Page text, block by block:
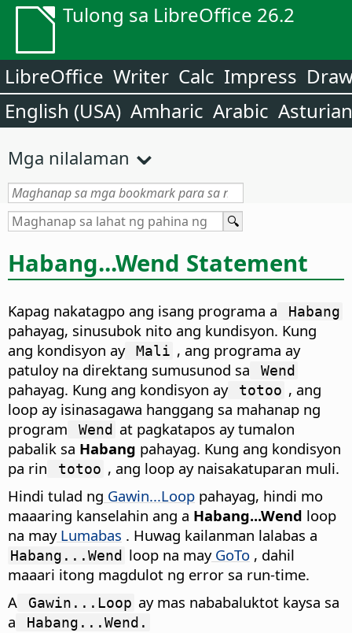
Tulong sa LibreOffice 26.2
LibreOffice Writer Calc Impress
English (USA) Amharic Arabic Asturian
Mga nilalaman
Habang...Wend Statement
Kapag nakatagpo ang isang programa a Habang
pahayag, sinusubok nito ang kundisyon. Kung
ang kondisyon ay
Mali , ang programa ay
patuloy na direktang sumusunod sa
Wend
pahayag. Kung ang kondisyon ay totoo , ang
loop ay isinasagawa hanggang sa mahanap ng
program
Wend at pagkatapos ay tumalon
pabalik sa Habang pahayag. Kung ang kondisyon
pa rin
totoo , ang loop ay naisakatuparan muli.
Hindi tulad ng Gawin...Loop pahayag, hindi mo
maaaring kanselahin ang a Habang...Wend loop
na mayLumabas . Huwag kailanman lalabas a
Habang...Wend loop na mayGoTo , dahil
maaari itong magdulot ng error sa run-time.
A
Gawin...Loop ay mas nababaluktot kaysa sa
a
Habang...Wend.